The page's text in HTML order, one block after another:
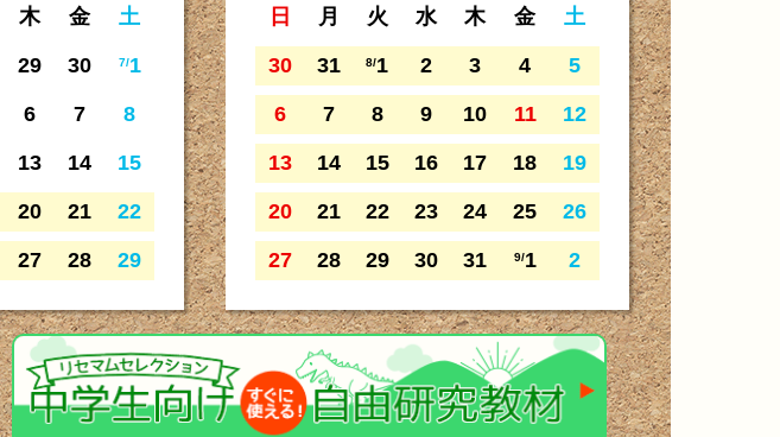
木 金 土
29 30 7/1
6 7 8
13 14 15
20 21 22
27 28 29
日 月 火 水 木 金 土
30 31 8/1 2 3 4 5
6 7 8 9 10 11 12
13 14 15 16 17 18 19
20 21 22 23 24 25 26
27 28 29 30 31 9/1 2